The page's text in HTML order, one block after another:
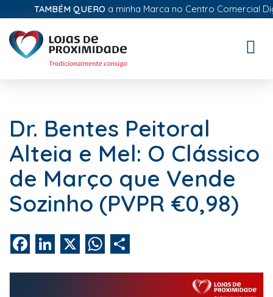
TAMBÉM QUEROa minha Marca no Centro Comercial
Dr. Bentes Peitoral
Alteia e Mel: O Clássico
de Março que Vende
Sozinho (PVPR €0,98)
FacebookLinkedIn WhatsApp